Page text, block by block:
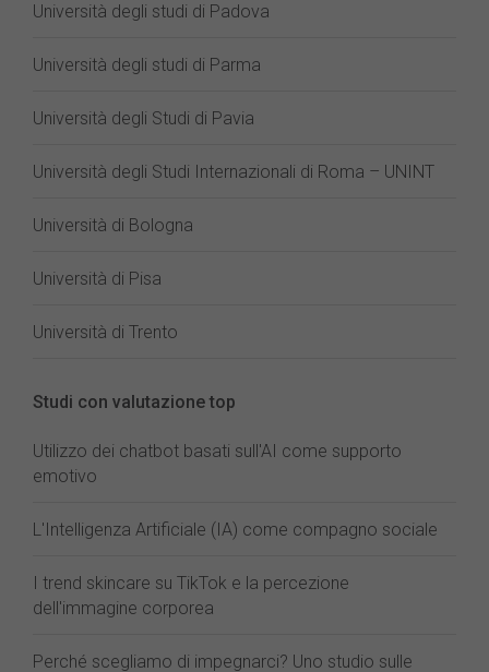
Università degli studi di Padova
Università degli studi di Parma
Università degli Studi di Pavia
Università degli Studi Internazionali di Roma – UNINT
Università di Bologna
Università di Pisa
Università di Trento
Studi con valutazione top
Utilizzo dei chatbot basati sull'AI come supporto
emotivo
L'Intelligenza Artificiale (IA) come compagno sociale
I trend skincare su TikTok e la percezione
dell'immagine corporea
Perché scegliamo di impegnarci? Uno studio sulle